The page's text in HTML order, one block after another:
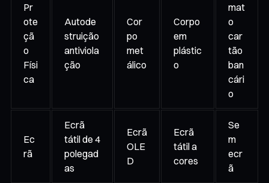
Pr
ote
çã
o
Físi
ca
Autode
struição
antiviola
ção
Cor
po
met
álico
Corpo
em
plástic
o
mat
o
car
tão
ban
cári
o
Ec
rã
Ecrã
tátil de 4
polegad
as
Ecrã
OLE
D
Ecrã
tátil a
cores
Se
m
ecr
ã